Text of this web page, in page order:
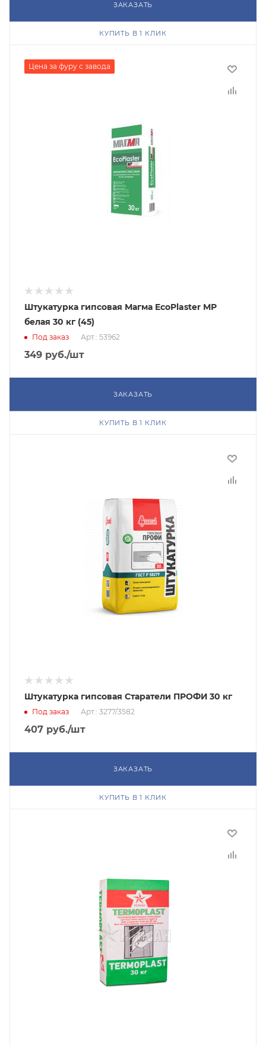
ЗАКАЗАТЬ
КУПИТЬ В 1 КЛИК
Цена за фуру с завода
Штукатурка гипсовая Магма EcoPlaster МР
белая 30 кг (45)
Под заказ Арт.: 53962
349 руб./шт
ЗАКАЗАТЬ
КУПИТЬ В 1 КЛИК
Штукатурка гипсовая Старатели ПРОФИ 30 кг
Под заказ Арт.: 3277/3582
407 руб./шт
ЗАКАЗАТЬ
КУПИТЬ В 1 КЛИК